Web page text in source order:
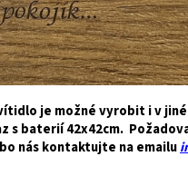
Svítidlo je možné vyrobit i v
s baterií 42x42cm.
nás kontaktujte na emailu